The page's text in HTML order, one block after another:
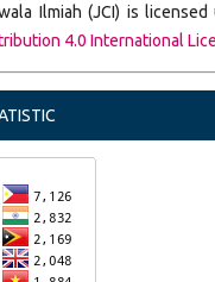
Ilmiah (JCI) is
4.0 International